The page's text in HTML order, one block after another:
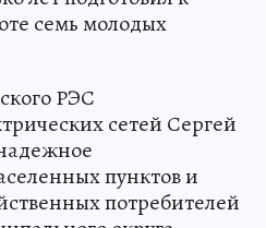
семь молодых
РЭС
сетей Сергей
пунктов и
потребителей